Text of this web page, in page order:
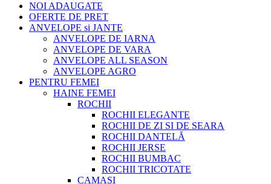
NOI ADAUGATE
OFERTE DE PRET
ANVELOPE si JANTE
ANVELOPE DE IARNA
ANVELOPE DE VARA
ANVELOPE ALL SEASON
ANVELOPE AGRO
PENTRU FEMEI
HAINE FEMEI
ROCHII
ROCHII ELEGANTE
ROCHII DE ZI SI DE SEARA
ROCHII DANTELĂ
ROCHII JERSE
ROCHII BUMBAC
ROCHII TRICOTATE
CAMASI